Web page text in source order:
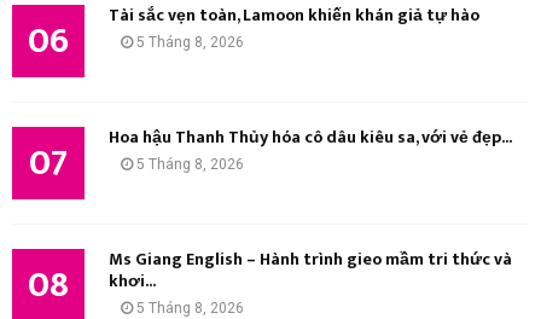
06 Tài sắc vẹn toàn, Lamoon khiến khán giả tự hào
5 Tháng 8, 2026
07 Hoa hậu Thanh Thủy hóa cô dâu kiêu sa, với vẻ đẹp...
5 Tháng 8, 2026
08 Ms Giang English – Hành trình gieo mầm tri thức và
khơi...
5 Tháng 8, 2026